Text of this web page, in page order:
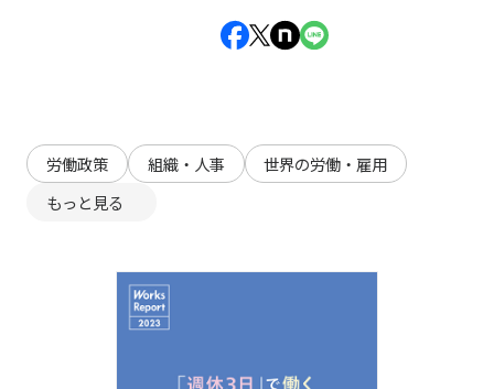
労働政策 組織・人事
世界の労働・雇用
もっと見る